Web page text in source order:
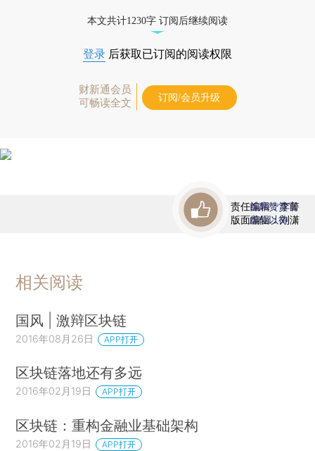
本文共计1230字 订阅后继续阅读
登录 后获取已订阅的阅读权限
财新通会员
可畅读全文
订阅/会员升级
责任编辑：李箐
版面编辑：刘潇
首席赞赏官
虚位以待
相关阅读
国风 | 激辩区块链
2016年08月26日 APP打开
区块链落地还有多远
2016年02月19日 APP打开
区块链：重构金融业基础架构
2016年02月19日 APP打开